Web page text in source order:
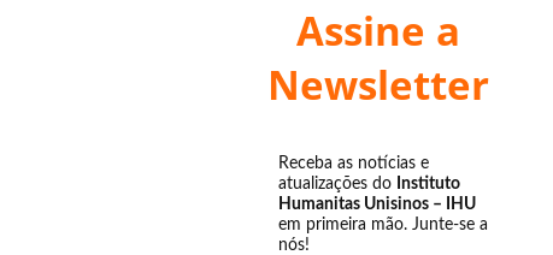
Assine a
Newsletter
Receba as notícias e
atualizações do Instituto
Humanitas Unisinos – IHU
em primeira mão. Junte-se a
nós!